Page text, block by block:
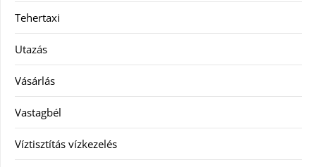
Tehertaxi
Utazás
Vásárlás
Vastagbél
Víztisztítás vízkezelés